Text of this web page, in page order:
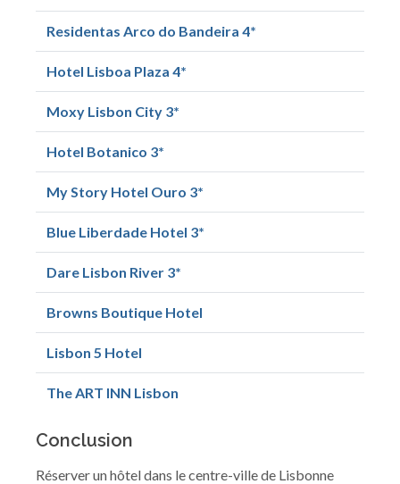
Residentas Arco do Bandeira 4*
Hotel Lisboa Plaza 4*
Moxy Lisbon City 3*
Hotel Botanico 3*
My Story Hotel Ouro 3*
Blue Liberdade Hotel 3*
Dare Lisbon River 3*
Browns Boutique Hotel
Lisbon 5 Hotel
The ART INN Lisbon
Conclusion
Réserver un hôtel dans le centre-ville de Lisbonne